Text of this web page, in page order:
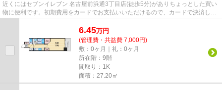
近くにはセブンイレブン 名古屋前浜通3丁目店(徒歩5分)がありちょっとした買い
物に便利です。初期費用をカードでお支払いいただけるので、カードで決済した
6.45万円
(管理費・共益費 7,000円)
敷：0ヶ月｜礼：0ヶ月
所在階：9階
間取り：1K
面積：27.20㎡